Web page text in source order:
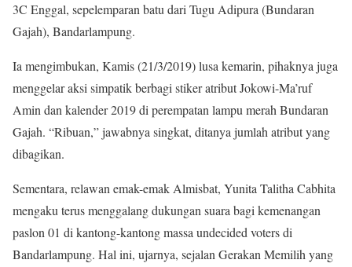
3C Enggal, sepelemparan batu dari Tugu Adipura (Bundaran
Gajah), Bandarlampung.
Ia mengimbukan, Kamis (21/3/2019) lusa kemarin, pihaknya juga
menggelar aksi simpatik berbagi stiker atribut Jokowi-Ma’ruf
Amin dan kalender 2019 di perempatan lampu merah Bundaran
Gajah. “Ribuan,” jawabnya singkat, ditanya jumlah atribut yang
dibagikan.
Sementara, relawan emak-emak Almisbat, Yunita Talitha Cabhita
mengaku terus menggalang dukungan suara bagi kemenangan
paslon 01 di kantong-kantong massa undecided voters di
Bandarlampung. Hal ini, ujarnya, sejalan Gerakan Memilih yang